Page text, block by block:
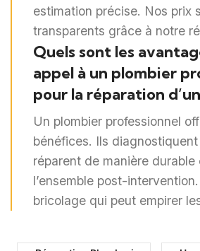
estimation précise. Nos prix
transparents grâce à notre
Quels sont les
appel à un plombier
pour la réparation
Un plombier professionnel
bénéfices. Ils
réparent de manière
l’ensemble post-
bricolage qui peut empirer